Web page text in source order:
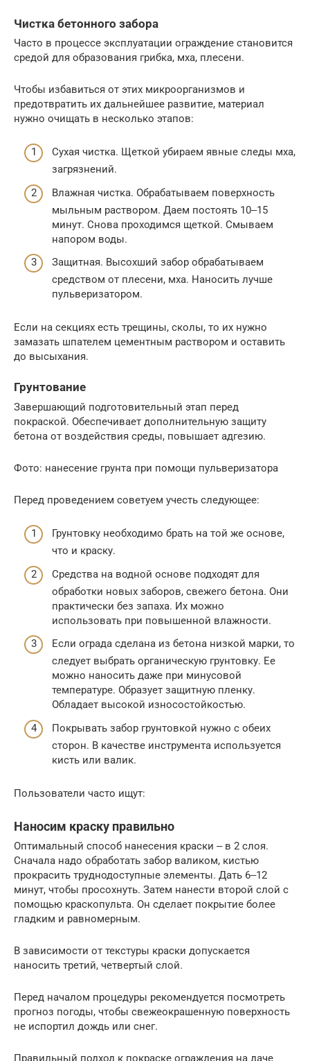
Чистка бетонного забора
Часто в процессе эксплуатации ограждение становится
средой для образования грибка, мха, плесени.
Чтобы избавиться от этих микроорганизмов и
предотвратить их дальнейшее развитие, материал
нужно очищать в несколько этапов:
Сухая чистка. Щеткой убираем явные следы мха,
загрязнений.
Влажная чистка. Обрабатываем поверхность
мыльным раствором. Даем постоять 10‒15
минут. Снова проходимся щеткой. Смываем
напором воды.
Защитная. Высохший забор обрабатываем
средством от плесени, мха. Наносить лучше
пульверизатором.
Если на секциях есть трещины, сколы, то их нужно
замазать шпателем цементным раствором и оставить
до высыхания.
Грунтование
Завершающий подготовительный этап перед
покраской. Обеспечивает дополнительную защиту
бетона от воздействия среды, повышает адгезию.
Фото: нанесение грунта при помощи пульверизатора
Перед проведением советуем учесть следующее:
Грунтовку необходимо брать на той же основе,
что и краску.
Средства на водной основе подходят для
обработки новых заборов, свежего бетона. Они
практически без запаха. Их можно
использовать при повышенной влажности.
Если ограда сделана из бетона низкой марки, то
следует выбрать органическую грунтовку. Ее
можно наносить даже при минусовой
температуре. Образует защитную пленку.
Обладает высокой износостойкостью.
Покрывать забор грунтовкой нужно с обеих
сторон. В качестве инструмента используется
кисть или валик.
Пользователи часто ищут:
Наносим краску правильно
Оптимальный способ нанесения краски ‒ в 2 слоя.
Сначала надо обработать забор валиком, кистью
прокрасить труднодоступные элементы. Дать 6‒12
минут, чтобы просохнуть. Затем нанести второй слой с
помощью краскопульта. Он сделает покрытие более
гладким и равномерным.
В зависимости от текстуры краски допускается
наносить третий, четвертый слой.
Перед началом процедуры рекомендуется посмотреть
прогноз погоды, чтобы свежеокрашенную поверхность
не испортил дождь или снег.
Правильный подход к покраске ограждения на даче